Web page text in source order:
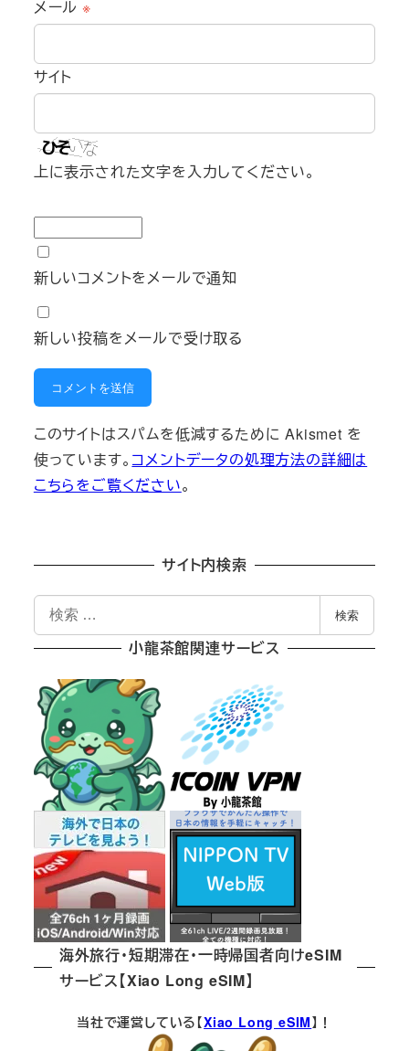
メール ※
サイト
上に表示された文字を入力してください。
新しいコメントをメールで通知
新しい投稿をメールで受け取る
このサイトはスパムを低減するために Akismet を
使っています。 コメントデータの処理方法の詳細は
こちらをご覧ください。
サイト内検索
索
検索
小龍茶館関連サービス
海外旅行・短期滞在・一時帰国者向けeSIM
サービス【Xiao Long eSIM】
当社で運営している【Xiao Long eSIM】！